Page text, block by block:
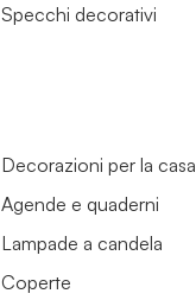
Specchi decorativi
Decorazioni per la casa
Agende e quaderni
Lampade a candela
Coperte